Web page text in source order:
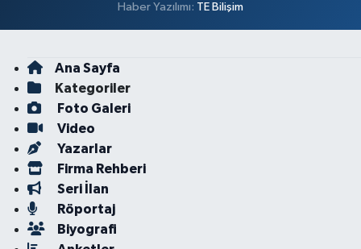
Haber Yazılımı: TE Bilişim
Ana Sayfa
Kategoriler
Foto Galeri
Video
Yazarlar
Firma Rehberi
Seri İlan
Röportaj
Biyografi